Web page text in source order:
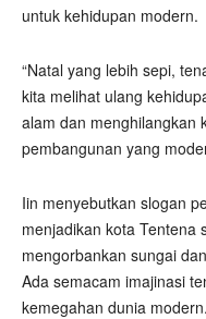
untuk kehidupan modern.
“Natal yang lebih sepi,
kita melihat ulang
alam dan menghilangkan
pembangunan yang
Iin menyebutkan slogan
menjadikan kota Tentena
mengorbankan sungai
Ada semacam imajinasi
kemegahan dunia